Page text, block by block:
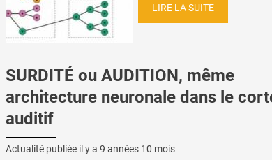
LIRE LA SUITE
SURDITÉ ou AUDITION, même
architecture neuronale dans le
auditif
Actualité publiée il y a 9 années 10 mois